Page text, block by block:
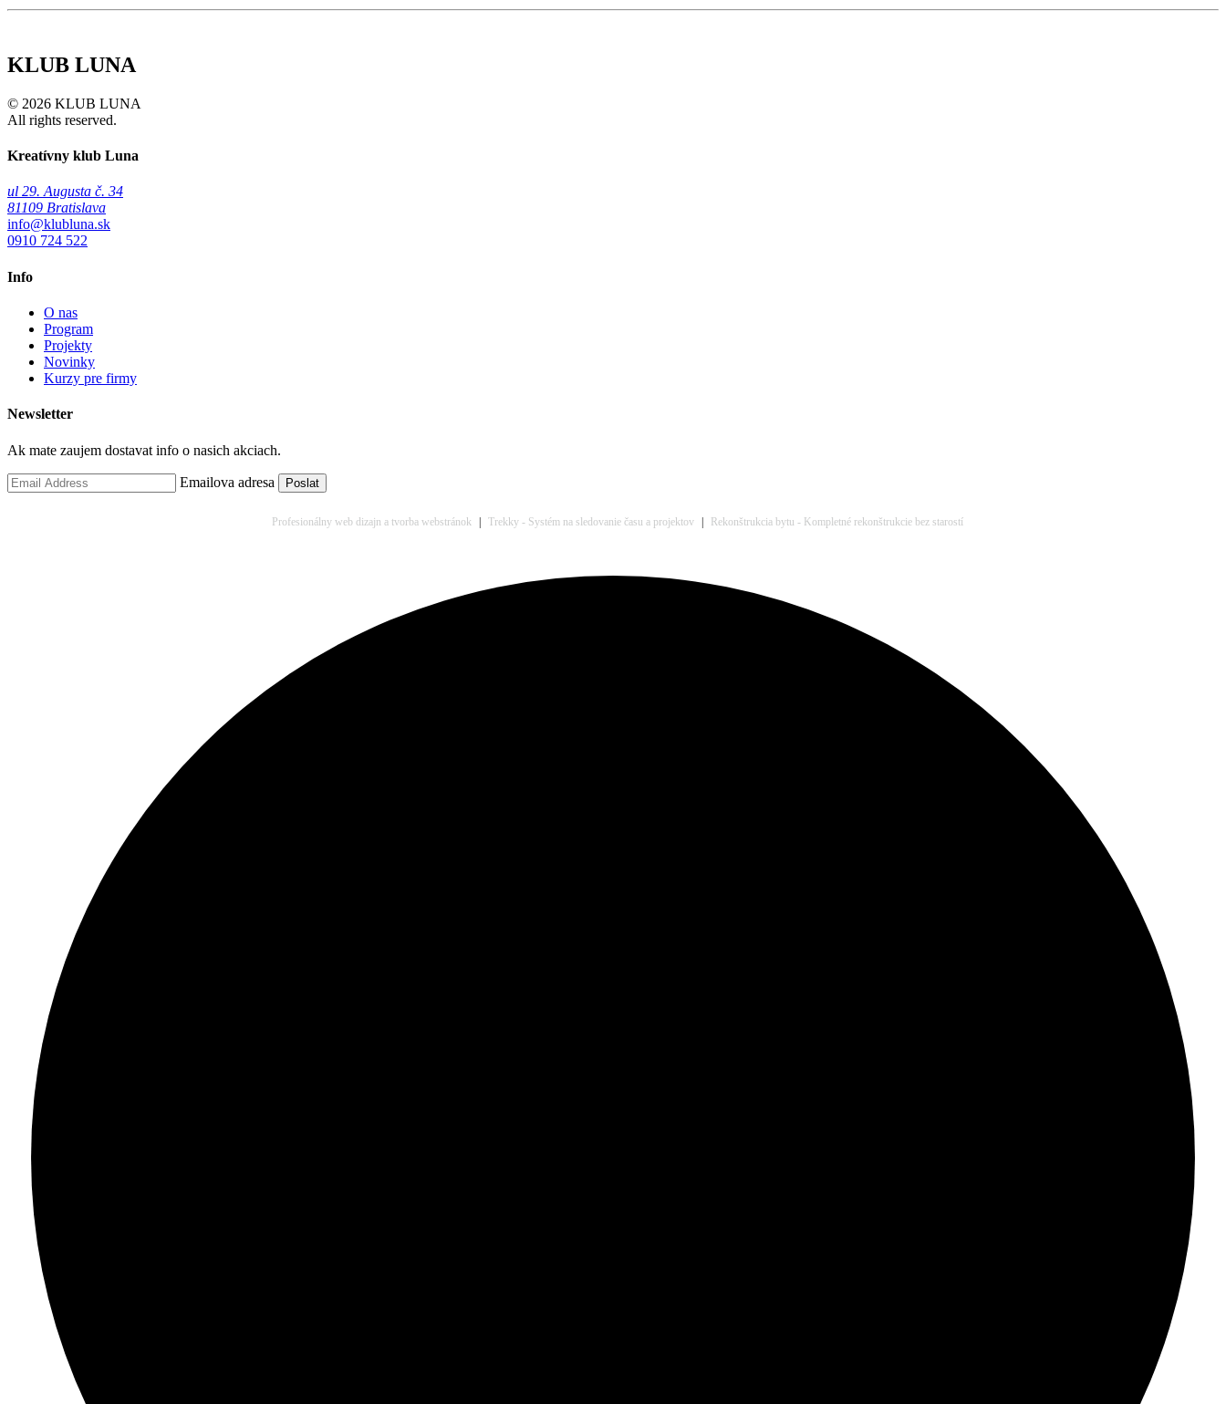
KLUB LUNA
© 2026 KLUB LUNA
All rights reserved.
Kreatívny klub Luna
ul 29. Augusta č. 34
81109 Bratislava
info@klubluna.sk
0910 724 522
Info
O nas
Program
Projekty
Novinky
Kurzy pre firmy
Newsletter
Ak mate zaujem dostavat info o nasich akciach.
Emailova adresa
Profesionálny web dizajn a tvorba webstránok | Trekky - Systém na sledovanie času a projektov | Rekonštrukcia bytu - Kompletné rekonštrukcie bez starostí